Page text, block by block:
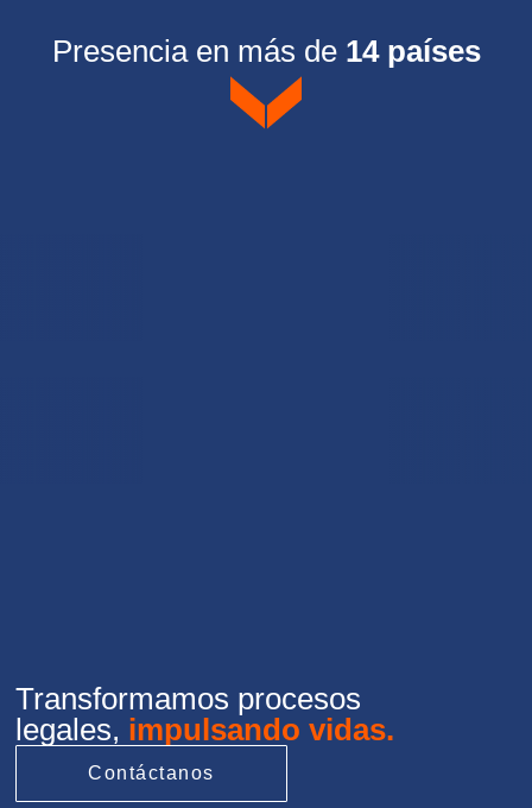
Presencia en más de14 países
Transformamos procesos
legales, impulsando vidas.
Contáctanos